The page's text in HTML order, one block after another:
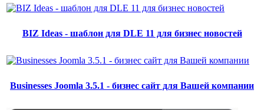
BIZ Ideas - шаблон для DLE 11 для бизнес новостей
Businesses Joomla 3.5.1 - бизнес сайт для Вашей компании